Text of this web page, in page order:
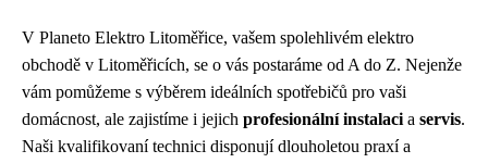
V Planeto Elektro Litoměřice, vašem spolehlivém elektro
obchodě v Litoměřicích, se o vás postaráme od A do Z. Nejenže
vám pomůžeme s výběrem ideálních spotřebičů pro vaši
domácnost, ale zajistíme i jejich profesionální instalaci a servis.
Naši kvalifikovaní technici disponují dlouholetou praxí a